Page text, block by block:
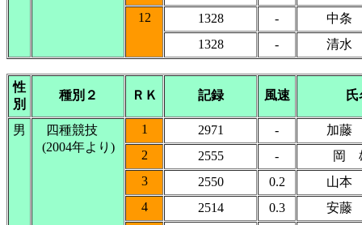
12
1328 -
中条
1328
- 清水
性
別
種別２ ＲＫ 記録 風速
男
四種競技
(2004年より)
1 2971 -
加藤
2
2555 -
岡
3
2550 0.2
山本
4
2514 0.3
安藤